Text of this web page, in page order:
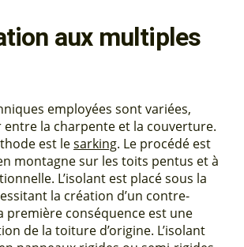
aux multiples
employées sont variées,
entre la charpente et la couverture.
est lesarking. Le procédé est
montagne sur les toits pentus et à
L’isolant est placé sous la
la création d’un contre-
première conséquence est une
de la toiture d’origine. L’isolant